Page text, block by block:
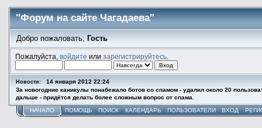
"Форум на сайте Чагадаева"
Добро пожаловать, Гость
Пожалуйста, войдите или зарегистрируйтесь.
Новости:
14 января 2012 22:24
За новогодние каникулы понабежало ботов со спамом - удалил около 20
дальше - придётся делать более сложным вопрос от спама.
НАЧАЛО ПОМОЩЬ ПОИСК КАЛЕНДАРЬ ПОЛЬЗОВАТЕЛИ ВХОД